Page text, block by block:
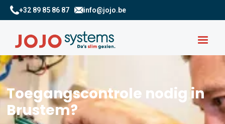
+32 89 85 86 87 info@jojo.be
Toegangscontrole nodig in
Brustem?